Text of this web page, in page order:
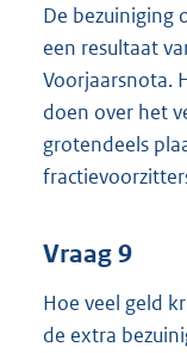
De bezuiniging
een resultaat
Voorjaarsnota.
doen over het
grotendeels
Vraag 9
Hoe veel geld
de extra